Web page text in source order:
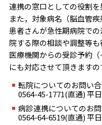
連携の窓口としての役割を
また，対象病名（脳血管
患者さんが急性期病院で
院する際の相談や調整等も
医療機関からの受診予約
にも対応させて頂きます
転院についてのお問い
0564-45-1771(直通) 平
病診連携についてのお
0564-64-6519(直通) 平